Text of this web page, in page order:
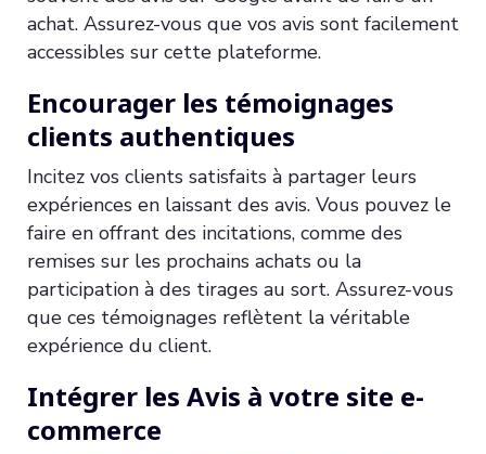
achat. Assurez-vous que vos avis sont facilement
accessibles sur cette plateforme.
Encourager les témoignages
clients authentiques
Incitez vos clients satisfaits à partager leurs
expériences en laissant des avis. Vous pouvez le
faire en offrant des incitations, comme des
remises sur les prochains achats ou la
participation à des tirages au sort. Assurez-vous
que ces témoignages reflètent la véritable
expérience du client.
Intégrer les Avis à votre site e-
commerce